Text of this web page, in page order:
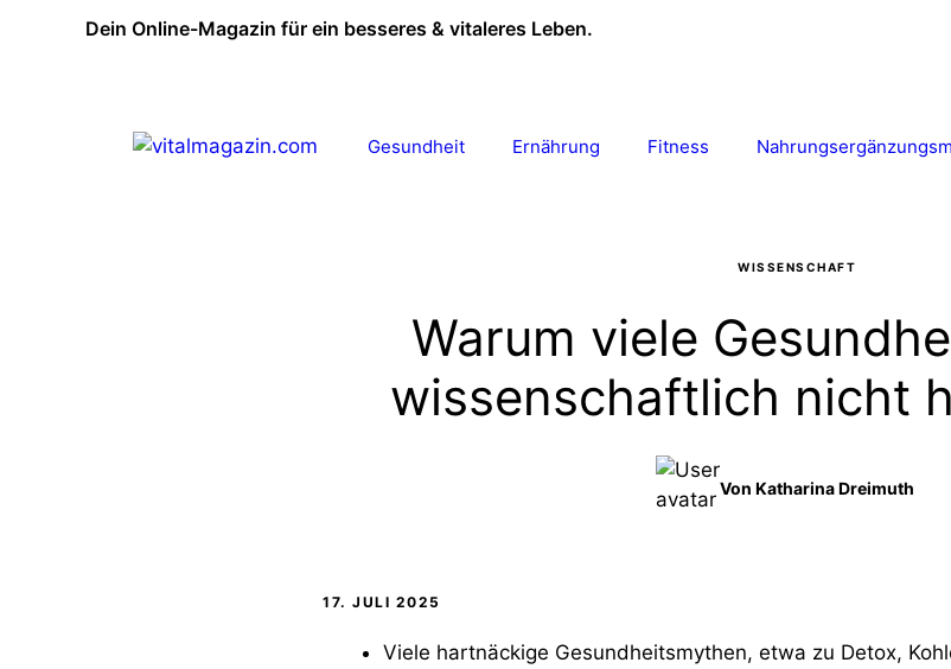
Dein Online-Magazin für ein besseres & vitaleres Leben.
Gesundheit Ernährung Fitness
WISSENSCHAFT
Warum viele
wissenschaftlich nicht
Von Katharina Dreimuth
17. JULI 2025
Viele hartnäckige Gesundheitsmythen, etwa zu Detox,